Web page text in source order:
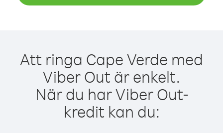
Att ringa Cape Verde med
Viber Out är enkelt.
När du har Viber Out-
kredit kan du: